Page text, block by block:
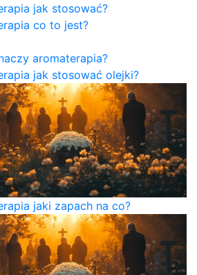
jak stosować?
co to jest?
aromaterapia?
jak stosować olejki?
jaki zapach na co?